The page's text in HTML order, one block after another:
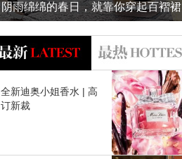
阴雨绵绵的春日，就靠你穿起百褶裙
美给我看了~
全新迪奥小姐香水 | 高
订新裁